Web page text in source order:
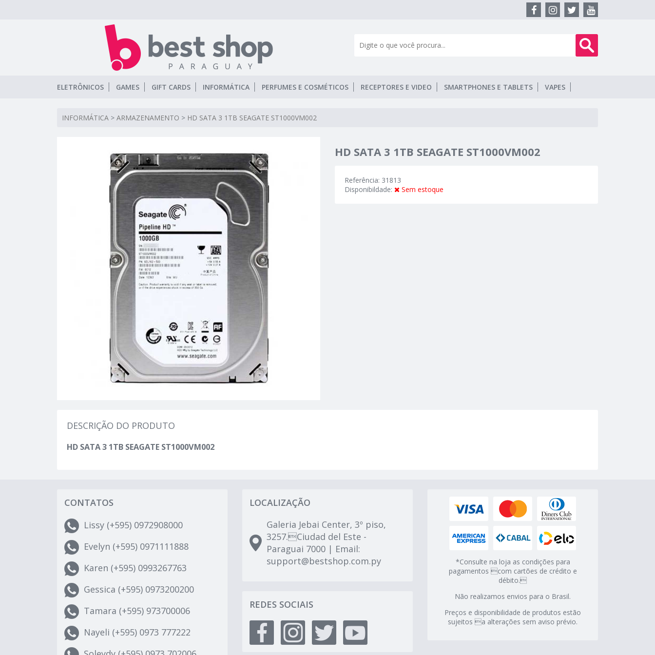
ELETRÔNICOS GAMES GIFT CARDS INFORMÁTICA PERFUMES E COSMÉTICOS RECEPTORES E VIDEO SMARTPHONES E TABLETS VAPES
INFORMÁTICA > ARMAZENAMENTO > HD SATA 3 1TB SEAGATE ST1000VM002
HD SATA 3 1TB SEAGATE ST1000VM002
Referência: 31813
Disponibildade:
Sem estoque
DESCRIÇÃO DO PRODUTO
HD SATA 3 1TB SEAGATE ST1000VM002
CONTATOS
Lissy (+595) 0972908000
Evelyn (+595) 0971111888
Karen (+595) 0993267763
Gessica (+595) 0973200200
Tamara (+595) 973700006
Nayeli (+595) 0973 777222
LOCALIZAÇÃO
Galeria Jebai Center, 3º piso,
3257.Ciudad del Este -
Paraguai 7000 | Email:
support@bestshop.com.py
REDES SOCIAIS
*Consulte na loja as condições para
pagamentos com cartões de crédito e
débito.
Não realizamos envios para o Brasil.
Preços e disponibilidade de produtos estão
sujeitos a alterações sem aviso prévio.